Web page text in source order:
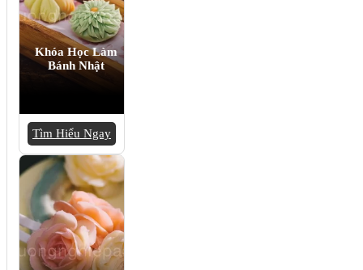
Khóa Học Làm
Bánh Nhật
Tìm Hiểu Ngay